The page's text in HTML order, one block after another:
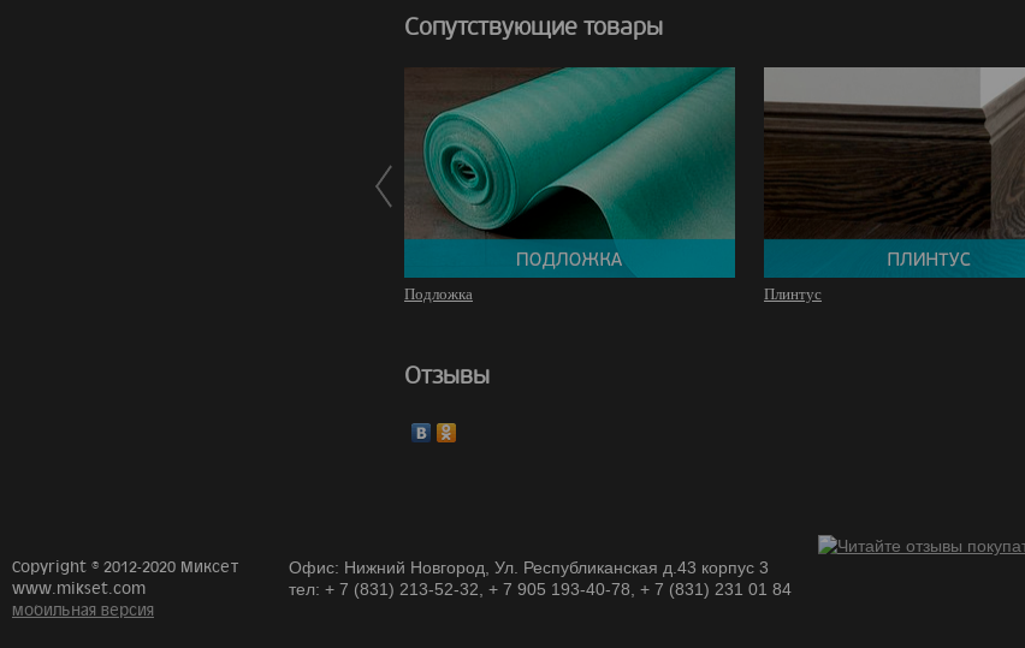
Сопутствующие товары
Подложка Плинтус
Отзывы
Copyright © 2012-2020 Миксет
www.mikset.com
мобильная версия
Офис: Нижний Новгород, Ул. Республиканская д.43 корпус 3
тел: + 7 (831) 213-52-32, + 7 905 193-40-78, + 7 (831) 231 01 84